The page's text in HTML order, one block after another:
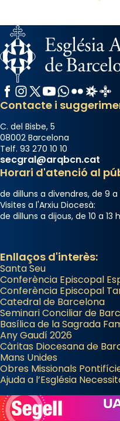
Facebook
Instagram
X / Twitter
YouTube
WhatsApp
FlickrRadio
Contacte i
C. del Bisbe, 5
08002 Barcelona
Telf. 93 270 10 10
secgral@arqbcn.cat
Horari d'atenció al
de dilluns a divendres, de 9 a
Visites a l'Arxiu Diocesà:
de dilluns a dijous, de 10 a 13
Enllaços d'interès:
Santa Seu
Conferència Episcopal
Conferència Episcopal
Catedral de Barcelona
Seminari Conciliar de
Basílica de la Sagrada
Any Gaudí 2026
Càritas Diocesana de
Mans Unides
Obres Missionals
Ajuda a l’Església